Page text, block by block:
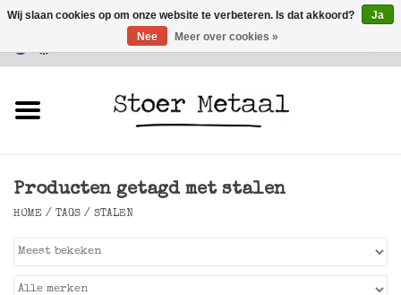
Klantenservice
Verlichting
SALE
Producten getagd met stalen
HOME / TAGS / STALEN
Wij slaan cookies op om onze website te verbeteren. Is dat akkoord?
Ja
Nee
Meer over cookies »